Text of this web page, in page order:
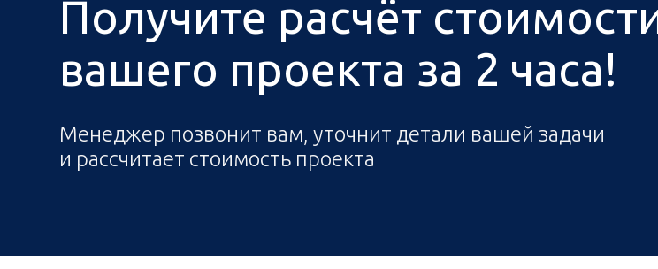
Получите расчёт
вашего проекта за 2 часа!
Менеджер позвонит вам, уточнит детали вашей задачи
и рассчитает стоимость проекта